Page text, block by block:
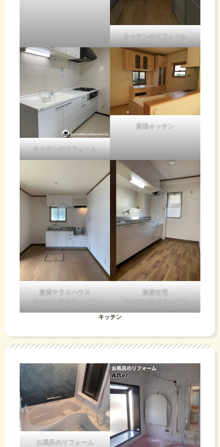
キッチンのリフォーム
キッチンのリフォーム
新築キッチン
賃貸テラスハウス
キッチンのリフォーム
賃貸住宅
キッチンのリフォーム
キッチン
お風呂のリフォーム